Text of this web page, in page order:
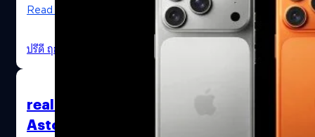
Read More
ปรีดี ฤกษ์วลีกุล
realme เริ่มขาย GT 8 Pro รุ่นพิเศษ
Aston Martin F1 Edition ในราคา